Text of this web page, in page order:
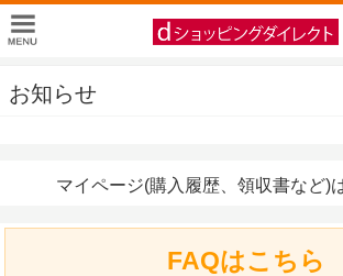
お知らせ
マイページ(購入履歴、領収書など)
FAQはこちら